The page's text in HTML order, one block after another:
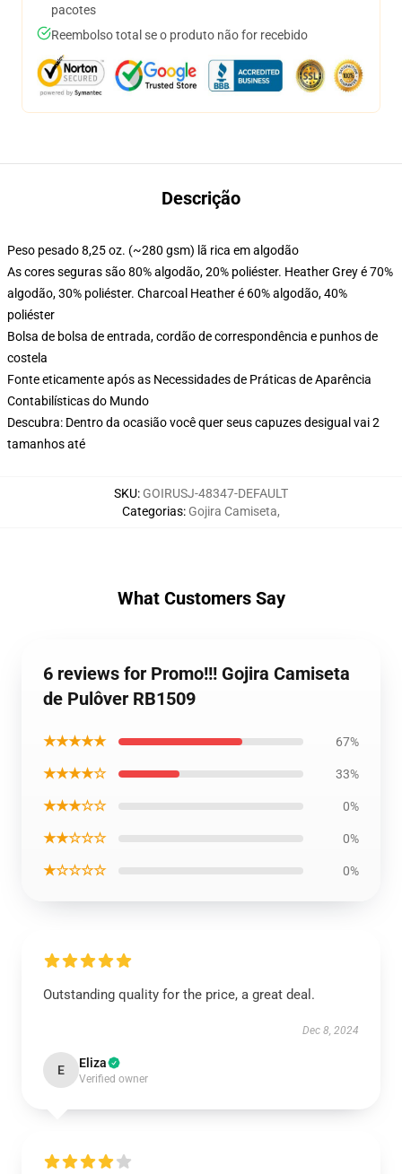
pacotes
Reembolso total se o produto não for recebido
Descrição
Peso pesado 8,25 oz. (~280 gsm) lã rica em algodão
As cores seguras são 80% algodão, 20% poliéster. Heather Grey é 70%
algodão, 30% poliéster. Charcoal Heather é 60% algodão, 40%
poliéster
Bolsa de bolsa de entrada, cordão de correspondência e punhos de
costela
Fonte eticamente após as Necessidades de Práticas de Aparência
Contabilísticas do Mundo
Descubra: Dentro da ocasião você quer seus capuzes desigual vai 2
tamanhos até
SKU: GOIRUSJ-48347-DEFAULT
Categorias: Gojira Camiseta,
What Customers Say
6 reviews for Promo!!! Gojira Camiseta
de Pulôver RB1509
★★★★★ 67%
★★★★☆ 33%
★★★☆☆ 0%
★★☆☆☆ 0%
★☆☆☆☆ 0%
Outstanding quality for the price, a great deal.
Dec 8, 2024
E Eliza
Verified owner